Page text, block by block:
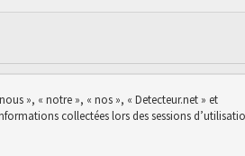
», « notre », « nos », « Detecteur.net » et
collectées lors des sessions